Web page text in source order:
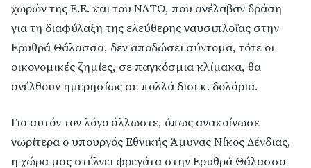
χωρών της Ε.Ε. και του ΝΑΤΟ, που ανέλαβαν δράση
για τη διαφύλαξη της ελεύθερης ναυσιπλοΐας στην
Ερυθρά Θάλασσα, δεν αποδώσει σύντομα, τότε οι
οικονομικές ζημίες, σε παγκόσμια κλίμακα, θα
ανέλθουν ημερησίως σε πολλά δισεκ. δολάρια.
Για αυτόν τον λόγο άλλωστε, όπως ανακοίνωσε
νωρίτερα ο υπουργός Εθνικής Άμυνας Νίκος Δένδιας,
η χώρα μας στέλνει φρεγάτα στην Ερυθρά Θάλασσα